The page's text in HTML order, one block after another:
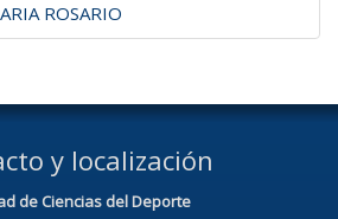
ROSARIO
y localización
de Ciencias del Deporte